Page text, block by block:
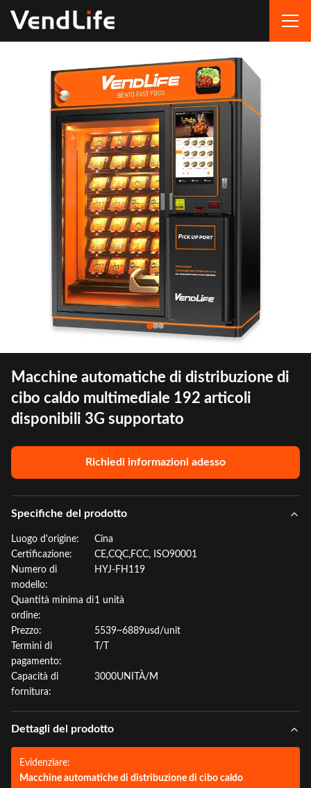
Macchine automatiche di distribuzione di
cibo caldo multimediale 192 articoli
disponibili 3G supportato
Richiedi informazioni adesso
Specifiche del prodotto
Luogo d'origine:
Cina
Certificazione:
CE,CQC,FCC, ISO90001
Numero di
modello:
HYJ-FH119
Quantità minima di
ordine:
1 unità
Prezzo:
5539~6889usd/unit
Termini di
pagamento:
T/T
Capacità di
fornitura:
3000UNITÀ/M
Dettagli del prodotto
Evidenziare:
Macchine automatiche di distribuzione di cibo caldo